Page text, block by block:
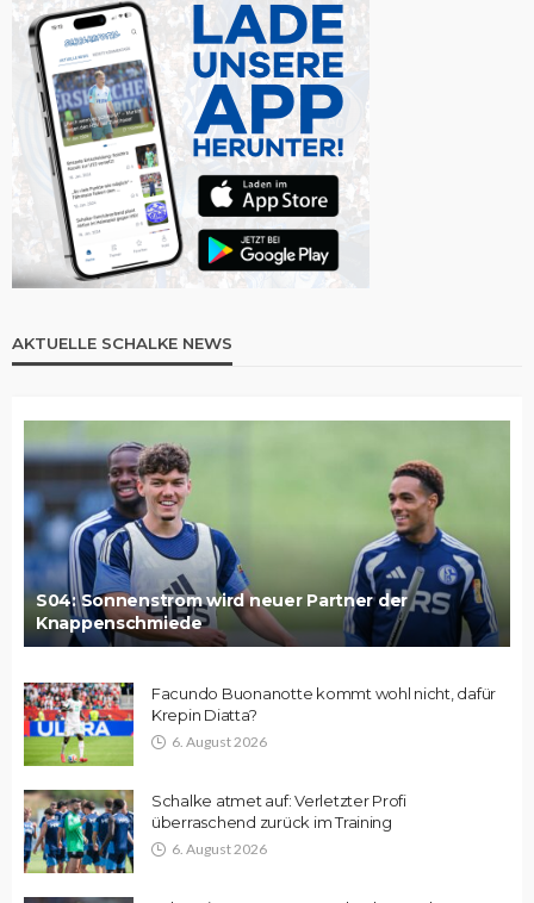
AKTUELLE SCHALKE NEWS
S04: Sonnenstrom wird neuer Partner der
Knappenschmiede
Facundo Buonanotte kommt wohl nicht, dafür
Krepin Diatta?
6. August 2026
Schalke atmet auf: Verletzter Profi
überraschend zurück im Training
6. August 2026